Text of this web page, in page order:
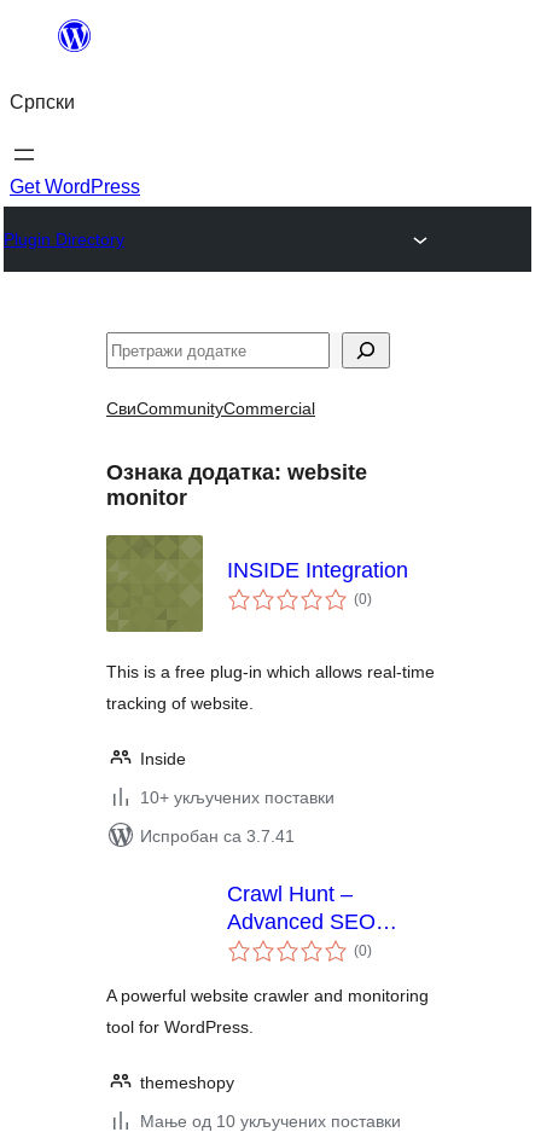
Скочи
садржај
Српски
Get WordPress
Plugin Directory
Претрага
СвиCommunityCommercial
Ознака додатка: website
monitor
INSIDE Integration
(0укупних
оцена
)
This is a free plug-in which allows real-time
tracking of website.
Inside
10+ укључених поставки
Испробан са 3.7.41
Crawl Hunt –
Advanced SEO
Optimization Tool
(0укупних
оцена
)
A powerful website crawler and monitoring
tool for WordPress.
themeshopy
Мање од 10 укључених поставки